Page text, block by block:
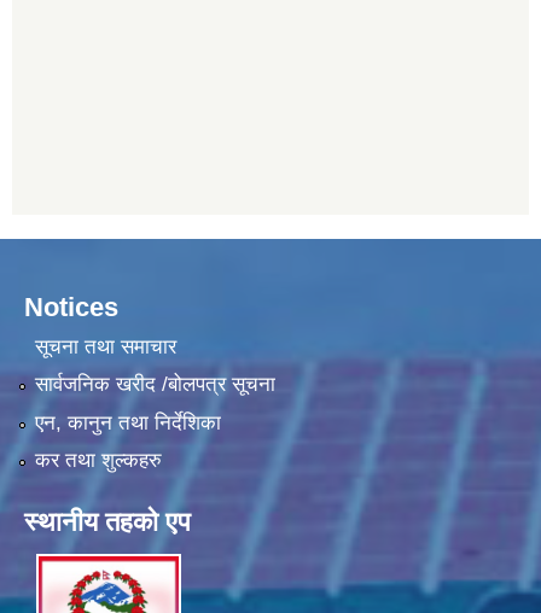
Notices
सूचना तथा समाचार
सार्वजनिक खरीद /बोलपत्र सूचना
एन, कानुन तथा निर्देशिका
कर तथा शुल्कहरु
स्थानीय तहको एप